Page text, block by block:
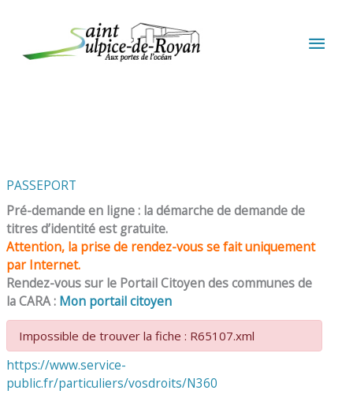
PASSEPORT
Pré-demande en ligne : la démarche de demande de
titres d’identité est gratuite.
Attention, la prise de rendez-vous se fait uniquement
par Internet.
Rendez-vous sur le Portail Citoyen des communes de
la CARA : Mon portail citoyen
Impossible de trouver la fiche : R65107.xml
https://www.service-
public.fr/particuliers/vosdroits/N360